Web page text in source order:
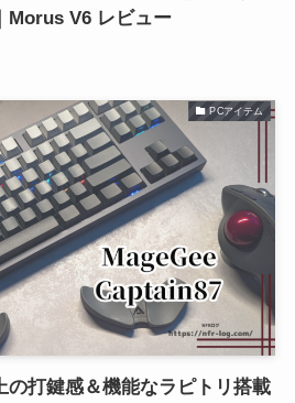
Morus V6 レビュー
PCアイテム
の打鍵感＆機能なラピトリ搭載